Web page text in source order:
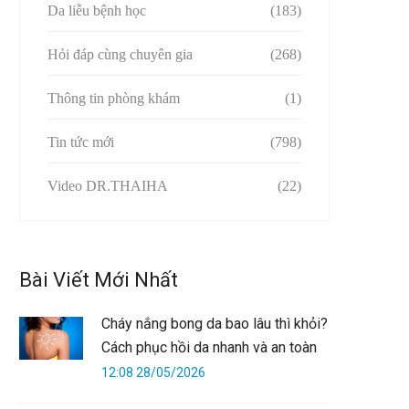
Da liễu bệnh học (183)
Hỏi đáp cùng chuyên gia (268)
Thông tin phòng khám (1)
Tin tức mới (798)
Video DR.THAIHA (22)
Bài Viết Mới Nhất
Cháy nắng bong da bao lâu thì khỏi?
Cách phục hồi da nhanh và an toàn
12:08 28/05/2026